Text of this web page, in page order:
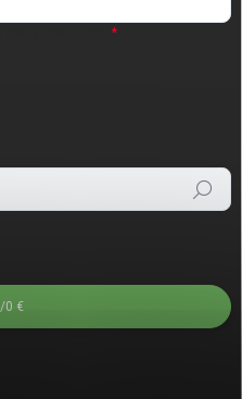
Hľadať
0 €